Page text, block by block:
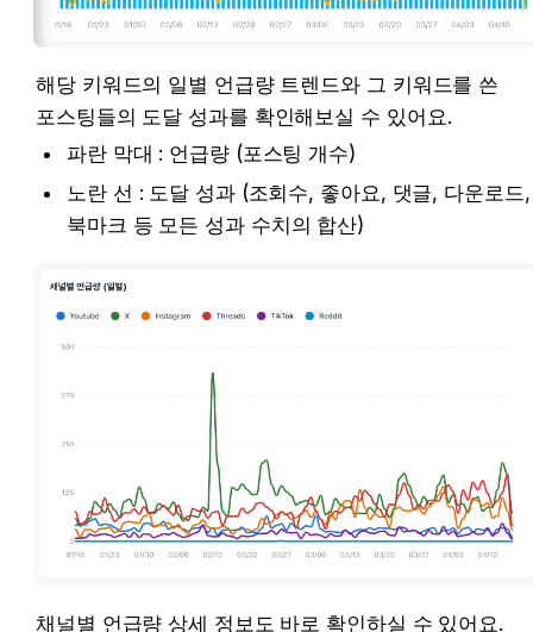
해당 키워드의 일별 언급량 트렌드와 그 키워드를 쓴
포스팅들의 도달 성과를 확인해보실 수 있어요.
파란 막대 : 언급량 (포스팅 개수)
노란 선 : 도달 성과 (조회수, 좋아요, 댓글, 다운로드,
북마크 등 모든 성과 수치의 합산)
채널별 언급량 상세 정보도 바로 확인하실 수 있어요.